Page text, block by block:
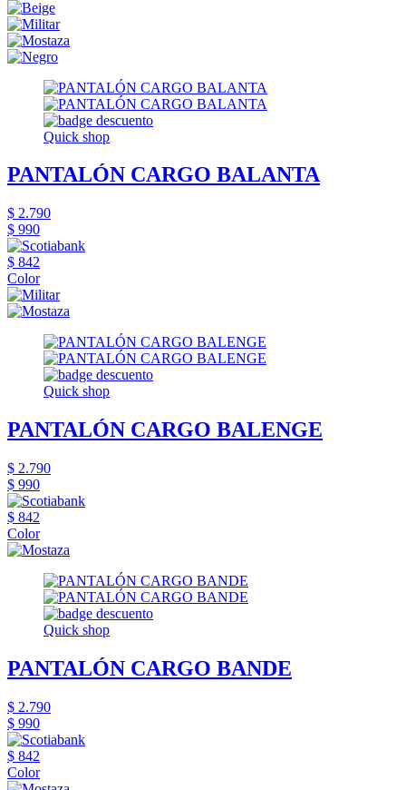
Quick shop
PANTALÓN CARGO BALANTA
$ 2.790
$ 990
$ 842
Color
Quick shop
PANTALÓN CARGO BALENGE
$ 2.790
$ 990
$ 842
Color
Quick shop
PANTALÓN CARGO BANDE
$ 2.790
$ 990
$ 842
Color